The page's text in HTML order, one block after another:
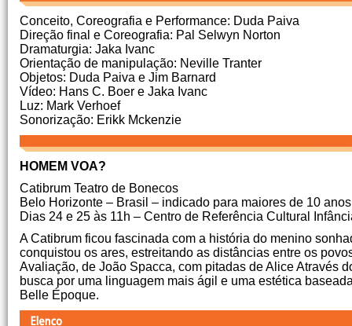
Conceito, Coreografia e Performance: Duda Paiva
Direção final e Coreografia: Pal Selwyn Norton
Dramaturgia: Jaka Ivanc
Orientação de manipulação: Neville Tranter
Objetos: Duda Paiva e Jim Barnard
Vídeo: Hans C. Boer e Jaka Ivanc
Luz: Mark Verhoef
Sonorização: Erikk Mckenzie
HOMEM VOA?
Catibrum Teatro de Bonecos
Belo Horizonte – Brasil – indicado para maiores de 10
Dias 24 e 25 às 11h – Centro de Referência Cultural
A Catibrum ficou fascinada com a história do menino
conquistou os ares, estreitando as distâncias entre os
Avaliação, de João Spacca, com pitadas de Alice Através
busca por uma linguagem mais ágil e uma estética
Belle Époque.